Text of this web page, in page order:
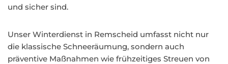
und sicher sind.
Unser Winterdienst in Remscheid umfasst nicht nur
die klassische Schneeräumung, sondern auch
präventive Maßnahmen wie frühzeitiges Streuen von